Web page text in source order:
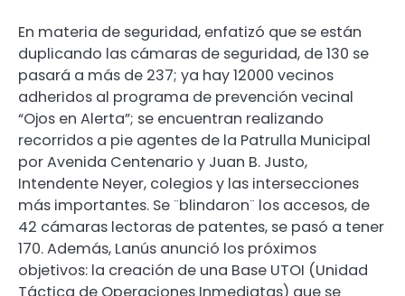
En materia de seguridad, enfatizó que se están
duplicando las cámaras de seguridad, de 130 se
pasará a más de 237; ya hay 12000 vecinos
adheridos al programa de prevención vecinal
“Ojos en Alerta”; se encuentran realizando
recorridos a pie agentes de la Patrulla Municipal
por Avenida Centenario y Juan B. Justo,
Intendente Neyer, colegios y las intersecciones
más importantes. Se ¨blindaron¨ los accesos, de
42 cámaras lectoras de patentes, se pasó a tener
170. Además, Lanús anunció los próximos
objetivos: la creación de una Base UTOI (Unidad
Táctica de Operaciones Inmediatas) que se